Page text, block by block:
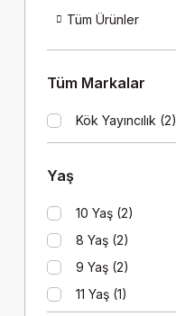
Tüm Ürünler
Tüm Markalar
Kök Yayıncılık (2)
Yaş
10 Yaş (2)
8 Yaş (2)
9 Yaş (2)
11 Yaş (1)